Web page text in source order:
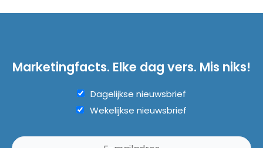
Marketingfacts. Elke dag vers. Mis niks!
Dagelijkse nieuwsbrief
Wekelijkse nieuwsbrief